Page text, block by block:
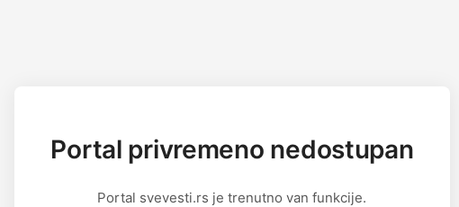
Portal privremeno nedostupan
Portal svevesti.rs je trenutno van funkcije.